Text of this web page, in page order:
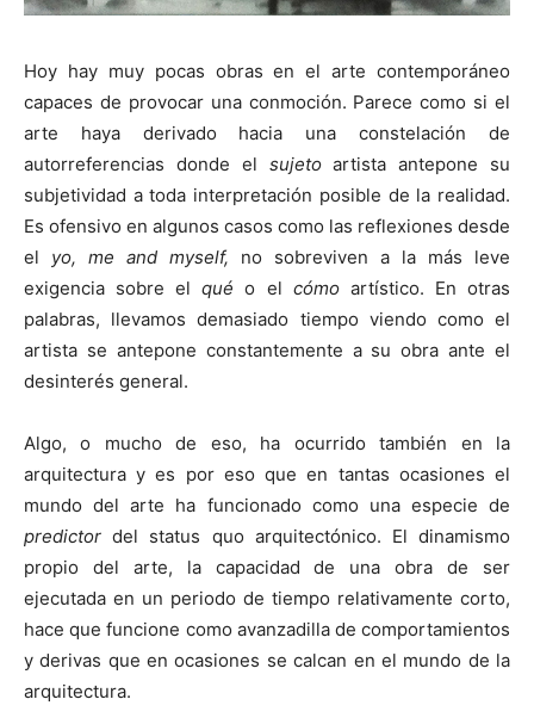
Hoy hay muy pocas obras en el arte contemporáneo
capaces de provocar una conmoción. Parece como si el
arte haya derivado hacia una constelación de
autorreferencias donde el sujetoartista antepone su
subjetividad a toda interpretación posible de la realidad.
Es ofensivo en algunos casos como las reflexiones desde
el yo, me and myself, no sobreviven a la más leve
exigencia sobre elqué o el cómoartístico. En otras
palabras, llevamos demasiado tiempo viendo como el
artista se antepone constantemente a su obra ante el
desinterés general.
Algo, o mucho de eso, ha ocurrido también en la
arquitectura y es por eso que en tantas ocasiones el
mundo del arte ha funcionado como una especie de
predictordel status quo arquitectónico. El dinamismo
propio del arte, la capacidad de una obra de ser
ejecutada en un periodo de tiempo relativamente corto,
hace que funcione como avanzadilla de comportamientos
y derivas que en ocasiones se calcan en el mundo de la
arquitectura.